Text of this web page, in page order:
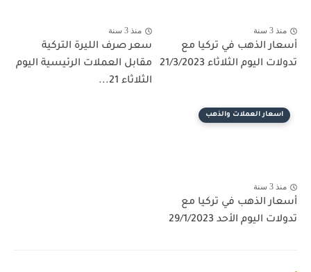
منذ 3 سنة
أسعار الذهب في تركيا مع
تدولات اليوم الثلاثاء 21/3/2023
منذ 3 سنة
سعر صرف الليرة التركية
مقابل العملات الرئيسية اليوم
الثلاثاء 21...
اسعار العملات والذهب
منذ 3 سنة
أسعار الذهب في تركيا مع
تدولات اليوم الأحد 29/1/2023